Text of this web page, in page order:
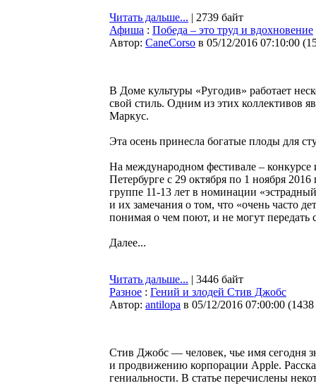
Читать дальше... | 2739 байт
Афиша : Победа – это труд и вдохновение
Автор: CaneCorso в 05/12/2016 07:10:00 (
В Доме культуры «Ругодив» работает
свой стиль. Одним из этих коллективов
Маркус.
Эта осень принесла богатые плоды для
На международном фестивале – конкурсе
Петербурге с 29 октября по 1 ноября 2016
группе 11-13 лет в номинации
и их замечания о том, что «очень часто
понимая о чем поют, и не могут
Далее...
Читать дальше... | 3446 байт
Разное : Гений и злодей Стив Джобс
Автор: antilopa в 05/12/2016 07:00:00 (
Стив Джобс — человек, чье имя сегодня
и продвижению корпорации Apple.
гениальности. В статье перечислены